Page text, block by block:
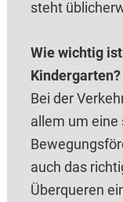
steht
Wie wichtig
Kindergarten?
Bei der
allem um eine
auch das
Überqueren